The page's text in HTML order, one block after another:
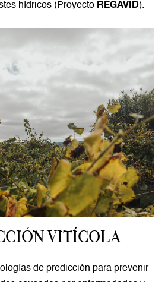
hídricos (Proyecto REGAVID).
VITÍCOLA
de predicción para prevenir